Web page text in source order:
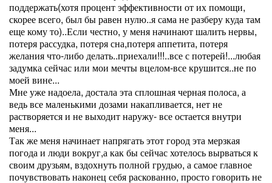
поддержать(хотя процент эффективности от их помощи,
скорее всего, был бы равен нулю..я сама не разберу куда там
еще кому то)..Если честно, у меня начинают шалить нервы,
потеря рассудка, потеря сна,потеря аппетита, потеря
желания что-либо делать..приехали!!!..все с потерей!...любая
задумка сейчас или мои мечты вцелом-все крушится..не по
моей вине...
Мне уже надоела, достала эта сплошная черная полоса, а
ведь все маленькими дозами накапливается, нет не
растворяется и не выходит наружу- все остается внутри
меня...
Так же меня начинает напрягать этот город эта мерзкая
погода и люди вокруг,а как бы сейчас хотелось вырваться к
своим друзьям, вздохнуть полной грудью, а самое главное
почувствовать наконец себя раскованно, просто говорить не